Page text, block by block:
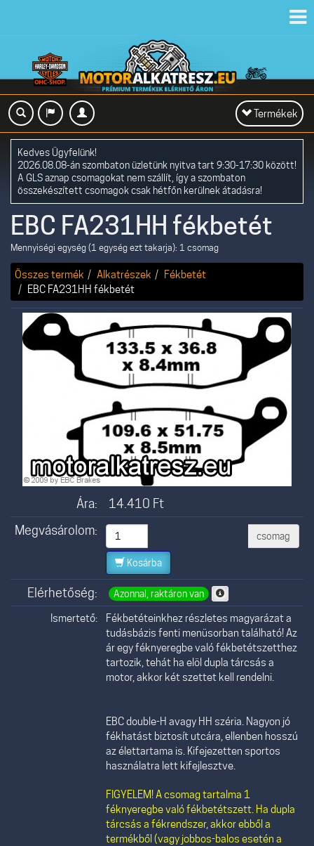
Toggle
navigation
Termékek
Kedves Ügyfelünk!
2026.08.08-án szombaton üzletünk nyitva tart 9:30-17:30 között!
A GLS aznap csomagokat nem szállít, így a szombaton
összekészített csomagok csak hétfőn kerülnek átadásra!
EBC FA231HH fékbetét
Mennyiségi egység (1 egység ezt takarja): 1 csomag
Összes termék Alkatrészek
Fékbetét
EBC FA231HH fékbetét
Ára: 14.410 Ft
Megvásárolom:
csomag
Kosárba
Elérhetőség: Azonnal, raktáron van
Ismertető:
Fékbetéteinkhez részletes magyarázat a
tudásbázis fenti menüsorban található! Az
ár egy féknyeregbe való fékbetétszetthez
tartozik, tehát ha elöl dupla tárcsás a
motor, akkor két szettet kell rendelni.
EBC double-H avagy HH széria. Nagyon jó
fékhatást biztosít utcára, ellenben hosszú
az élettartama is. Kifejezetten sportos
használatra lett kifejlesztve.
FIGYELEM! A csomag tartalma 1
féknyeregbe való fékbetétszett. Ha dupla
tárcsás a fékrendszer, akkor ebből a
termékből (vagy jobbos-balos esetén a